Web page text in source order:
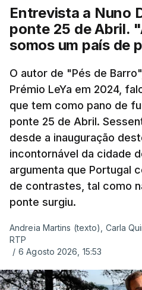
Entrevista a Nuno
ponte 25 de Abril.
somos um país de
O autor de "Pés de
Prémio LeYa em 2024,
que tem como pano de
ponte 25 de Abril.
desde a inauguração
incontornável da cidade
argumenta que Portugal
de contrastes, tal como
ponte surgiu.
Andreia Martins (texto), Carla
RTP
/ 6 Agosto 2026, 15:53